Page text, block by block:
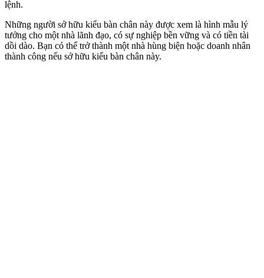
lệnh.
Những người sở hữu kiểu bàn chân này được xem là hình mẫu lý
tưởng cho một nhà lãnh đạo, có sự nghiệp bền vững và có tiền tài
dồi dào. Bạn có thể trở thành một nhà hùng biện hoặc doanh nhân
thành công nếu sở hữu kiểu bàn chân này.